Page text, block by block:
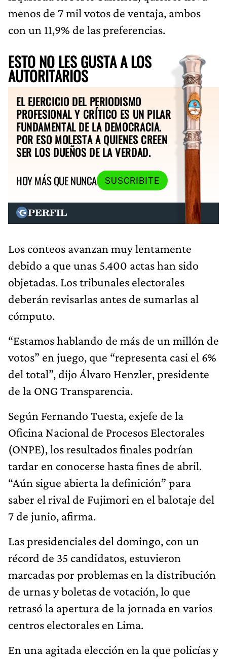
menos de 7 mil votos de ventaja, ambos
con un 11,9% de las preferencias.
ESTO NO LES GUSTA A LOS
AUTORITARIOS
EL EJERCICIO DEL PERIODISMO
PROFESIONAL Y CRÍTICO ES UN PILAR
FUNDAMENTAL DE LA DEMOCRACIA.
POR ESO MOLESTA A QUIENES CREEN
SER LOS DUEÑOS DE LA VERDAD.
HOY MÁS QUE NUNCA
SUSCRIBITE
Los conteos avanzan muy lentamente
debido a que unas 5.400 actas han sido
objetadas. Los tribunales electorales
deberán revisarlas antes de sumarlas al
cómputo.
“Estamos hablando de más de un millón de
votos” en juego, que “representa casi el 6%
del total”, dijo Álvaro Henzler, presidente
de la ONG Transparencia.
Según Fernando Tuesta, exjefe de la
Oficina Nacional de Procesos Electorales
(ONPE), los resultados finales podrían
tardar en conocerse hasta fines de abril.
“Aún sigue abierta la definición” para
saber el rival de Fujimori en el balotaje del
7 de junio, afirma.
Las presidenciales del domingo, con un
récord de 35 candidatos, estuvieron
marcadas por problemas en la distribución
de urnas y boletas de votación, lo que
retrasó la apertura de la jornada en varios
centros electorales en Lima.
En una agitada elección en la que policías y